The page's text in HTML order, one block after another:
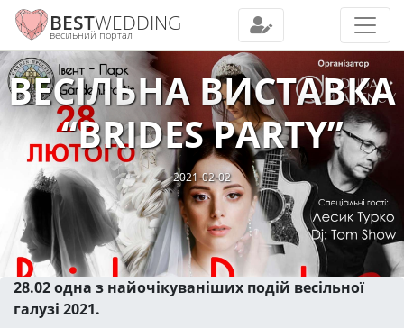
BESTWEDDING
весільний портал
ВЕСІЛЬНА ВИСТАВКА
“BRIDES PARTY”
2021-02-02
28.02 одна з найочікуваніших подій весільної
галузі 2021.